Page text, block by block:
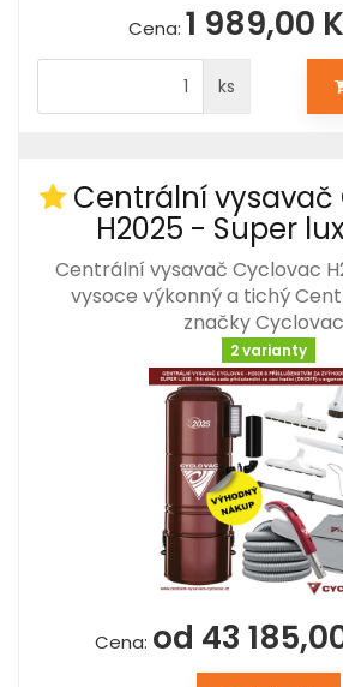
Cena: 1 989,00
ks
Centrální
H2025 - Super
Centrální vysavač Cyclovac
vysoce výkonný a tichý
značky
2 varianty
Cena: od 43